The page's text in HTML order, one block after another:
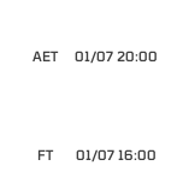
01/07 20:00
AET
01/07 16:00
FT